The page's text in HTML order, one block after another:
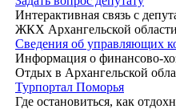
Интерактивная связь с
ЖКХ Архангельской области
Сведения об управляющих
Информация о финансово-
Отдых в Архангельской
Турпортал Поморья
Где остановиться, как